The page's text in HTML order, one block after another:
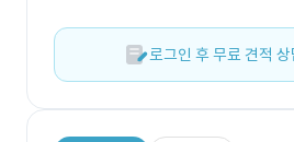
로그인 후 무료 견적